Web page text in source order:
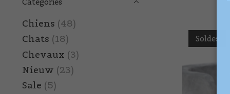
Chiens (48)
Chats (18)
Chevaux (3)
Nieuw (23)
Sale (5)
Soldes